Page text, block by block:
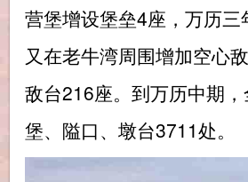
营堡增设堡垒4座，万历三
又在老牛湾周围增加空心
敌台216座。到万历中期
堡、隘口、墩台3711处。